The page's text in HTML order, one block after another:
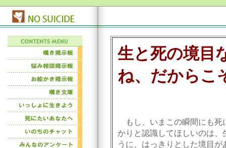
生と死の境目
ね、だからこ
もし、いまこの瞬間にも死
かりと認識してほしいのは
うに、はっきりとした境目